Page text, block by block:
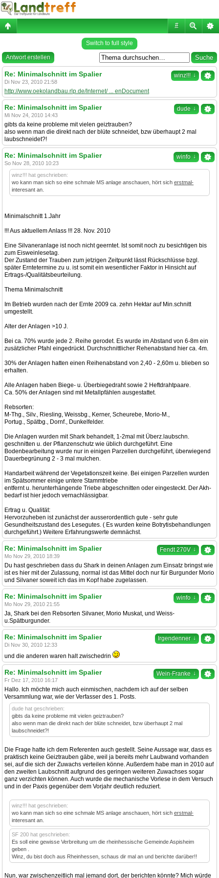
#
Switch to full style
Antwort erstellen
winz!!! ↓
Re: Minimalschnitt im Spalier
Di Nov 23, 2010 21:58
http://www.oekolandbau.rlp.de/Internet/ ... enDocument
dude ↓
Re: Minimalschnitt im Spalier
Mi Nov 24, 2010 14:43
gibts da keine probleme mit vielen geiztrauben?
also wenn man die direkt nach der blüte schneidet, bzw überhaupt 2 mal
laubschneidet?!
winfo ↓
Re: Minimalschnitt im Spalier
So Nov 28, 2010 10:23
winz!!! hat geschrieben:
wo kann man sich so eine schmale MS anlage anschauen, hört sich erstmal-
interesant an.
Minimalschnitt 1.Jahr
!!! Aus aktuellem Anlass !!! 28. Nov. 2010
Eine Silvaneranlage ist noch nicht geerntet. Ist somit noch zu besichtigen bis
zum Eisweinlesetag.
Der Zustand der Trauben zum jetzigen Zeitpunkt lässt Rückschlüsse bzgl.
später Erntetermine zu u. ist somit ein wesentlicher Faktor in Hinsicht auf
Ertrags-/Qualitätsbeurteilung.
Thema Minimalschnitt
Im Betrieb wurden nach der Ernte 2009 ca. zehn Hektar auf Min.schnitt
umgestellt.
Alter der Anlagen >10 J.
Bei ca. 70% wurde jede 2. Reihe gerodet. Es wurde im Abstand von 6-8m ein
zusätzlicher Pfahl eingedrückt. Durchschnittlicher Rehenabstand hier ca. 4m.
30% der Anlagen hatten einen Reihenabstand von 2,40 - 2,60m u. blieben so
erhalten.
Alle Anlagen haben Biege- u. Überbiegedraht sowie 2 Heftdrahtpaare.
Ca. 50% der Anlagen sind mit Metallpfählen ausgestattet.
Rebsorten:
M-Thg., Silv., Riesling, Weissbg., Kerner, Scheurebe, Morio-M.,
Portug., Spätbg., Dornf., Dunkelfelder.
Die Anlagen wurden mit Shark behandelt, 1-2mal mit Überz.laubschn.
geschnitten u. der Pflanzenschutz wie üblich durchgeführt. Eine
Bodenbearbeitung wurde nur in einigen Parzellen durchgeführt, überwiegend
Dauerbegrünung 2 - 3 mal mulchen.
Handarbeit während der Vegetationszeit keine. Bei einigen Parzellen wurden
im Spätsommer einige untere Stammtriebe
entfernt u. herunterhängende Triebe abgeschnitten oder eingesteckt. Der Akh-
bedarf ist hier jedoch vernachlässigbar.
Ertrag u. Qualität:
Hervorzuheben ist zunächst der ausserordentlich gute - sehr gute
Gesundheitszustand des Lesegutes. ( Es wurden keine Botrytisbehandlungen
durchgeführt.) Weitere Erfahrungswerte demnächst.
Fendt 270V ↓
Re: Minimalschnitt im Spalier
Mo Nov 29, 2010 18:39
Du hast geschrieben dass du Shark in deinen Anlagen zum Einsatz bringst wie
ist es hier mit der Zulassung, normal ist das Mittel doch nur für Burgunder Morio
und Silvaner soweit ich das im Kopf habe zugelassen.
winfo ↓
Re: Minimalschnitt im Spalier
Mo Nov 29, 2010 21:55
Ja, Shark bei den Rebsorten Silvaner, Morio Muskat, und Weiss-
u.Spätburgunder.
Irgendenner ↓
Re: Minimalschnitt im Spalier
Di Nov 30, 2010 12:33
und die anderen waren halt zwischedrin
Wein-Franke ↓
Re: Minimalschnitt im Spalier
Fr Dez 17, 2010 16:17
Hallo. Ich möchte mich auch einmischen, nachdem ich auf der selben
Versammlung war, wie der Verfasser des 1. Posts.
dude hat geschrieben:
gibts da keine probleme mit vielen geiztrauben?
also wenn man die direkt nach der blüte schneidet, bzw überhaupt 2 mal
laubschneidet?!
Die Frage hatte ich dem Referenten auch gestellt. Seine Aussage war, dass es
praktisch keine Geiztrauben gäbe, weil ja bereits mehr Laubwand vorhanden
sei, auf die sich der Zuwachs verteilen könne. Außerdem habe man in 2010 auf
den zweiten Laubschnitt aufgrund des geringen weiteren Zuwachses sogar
ganz verzichten können. Auch wurde die mechanische Vorlese in dem Versuch
und in der Paxis gegenüber dem Vorjahr deutlich reduziert.
winz!!! hat geschrieben:
wo kann man sich so eine schmale MS anlage anschauen, hört sich erstmal-
interesant an.
SF 200 hat geschrieben:
Es soll eine gewisse Verbreitung um die rheinhessische Gemeinde Aspisheim
geben .
Winz, du bist doch aus Rheinhessen, schaus dir mal an und berichte darüber!!
Nun, war zwischenzeitlich mal jemand dort, der berichten könnte? Mich würde